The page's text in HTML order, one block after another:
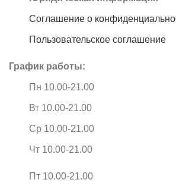
Соглашение о
Пользовательское соглашение
График работы:
Пн 10.00-21.00
Вт 10.00-21.00
Ср 10.00-21.00
Чт 10.00-21.00
Пт 10.00-21.00